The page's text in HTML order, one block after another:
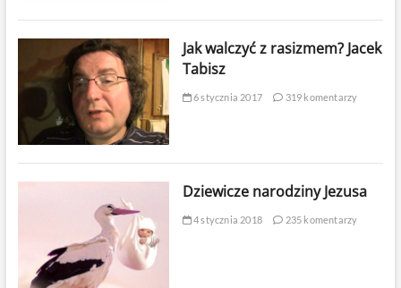
Jak walczyć z rasizmem? Jacek
Tabisz
6 stycznia 2017 319 komentarzy
Dziewicze narodziny Jezusa
4 stycznia 2018 235 komentarzy